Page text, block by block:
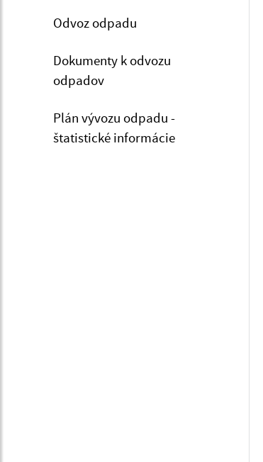
Odvoz odpadu
Dokumenty k odvozu
odpadov
Plán vývozu odpadu -
štatistické informácie